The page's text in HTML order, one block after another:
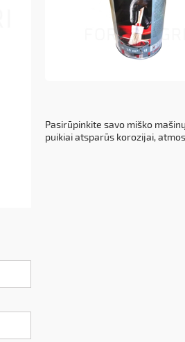
29,82 €
Pasirūpinkite savo miško
puikiai atsparūs korozijai,